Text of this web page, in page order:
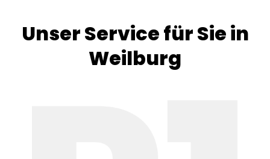
Unser Service für Sie in
Weilburg